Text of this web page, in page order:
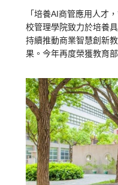
「培養AI商管應用人才
校管理學院致力於培養
持續推動商業智慧創新
果。今年再度榮獲教育